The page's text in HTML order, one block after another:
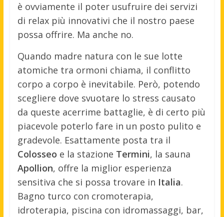
è ovviamente il poter usufruire dei servizi
di relax più innovativi che il nostro paese
possa offrire. Ma anche no.
Quando madre natura con le sue lotte
atomiche tra ormoni chiama, il conflitto
corpo a corpo è inevitabile. Però, potendo
scegliere dove svuotare lo stress causato
da queste acerrime battaglie, è di certo più
piacevole poterlo fare in un posto pulito e
gradevole. Esattamente posta tra il
Colosseo e la stazione Termini, la sauna
Apollion, offre la miglior esperienza
sensitiva che si possa trovare in Italia.
Bagno turco con cromoterapia,
idroterapia, piscina con idromassaggi, bar,